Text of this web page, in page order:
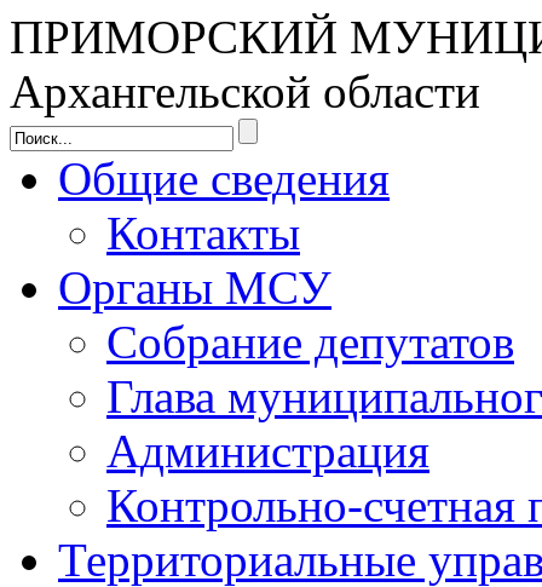
ПРИМОРСКИЙ
Архангельской области
Общие сведения
Контакты
Органы МСУ
Собрание депутатов
Глава
Администрация
Контрольно-счетная
Территориальные